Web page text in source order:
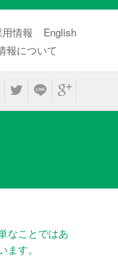
情報
English
報について
なことではあ
す。